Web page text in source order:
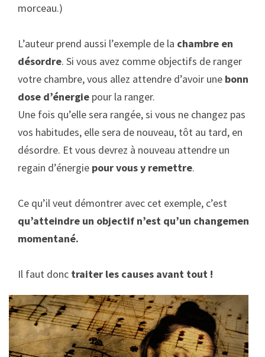
morceau.)
L’auteur prend aussi l’exemple de la chambre en
désordre. Si vous avez comme objectifs de ranger
votre chambre, vous allez attendre d’avoir une bonne
dose d’énergie pour la ranger.
Une fois qu’elle sera rangée, si vous ne changez pas
vos habitudes, elle sera de nouveau, tôt au tard, en
désordre. Et vous devrez à nouveau attendre un
regain d’énergie pour vous y remettre.
Ce qu’il veut démontrer avec cet exemple, c’est
qu’atteindre un objectif n’est qu’un changement
momentané.
Il faut donc traiter les causes avant tout !